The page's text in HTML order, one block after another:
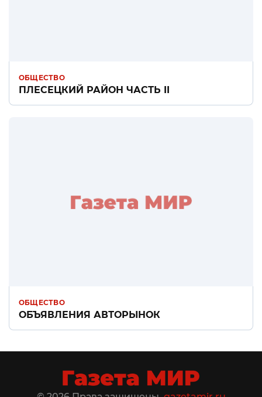
ОБЩЕСТВО
ПЛЕСЕЦКИЙ РАЙОН ЧАСТЬ II
ОБЩЕСТВО
ОБЪЯВЛЕНИЯ АВТОРЫНОК